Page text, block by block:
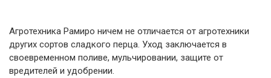
Агротехника Рамиро ничем не отличается от агротехники
других сортов сладкого перца. Уход заключается в
своевременном поливе, мульчировании, защите от
вредителей и удобрении.